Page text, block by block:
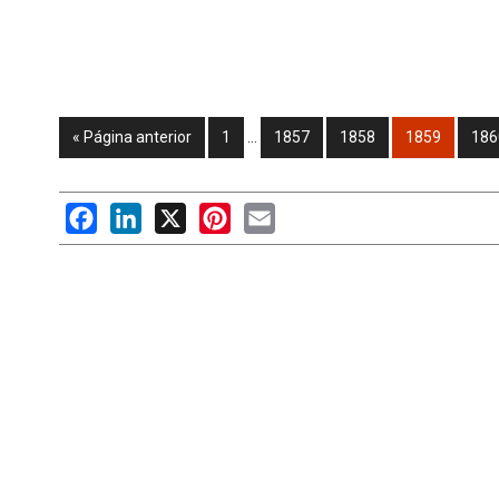
« Página anterior 1 1857 1858 1859
FacebookLinkedIn
X PinterestEmail